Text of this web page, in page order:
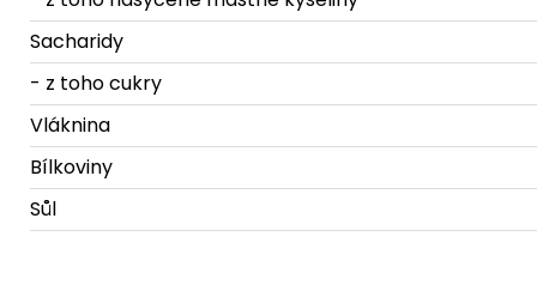
Sacharidy
- z toho cukry
Vláknina
Bílkoviny
Sůl